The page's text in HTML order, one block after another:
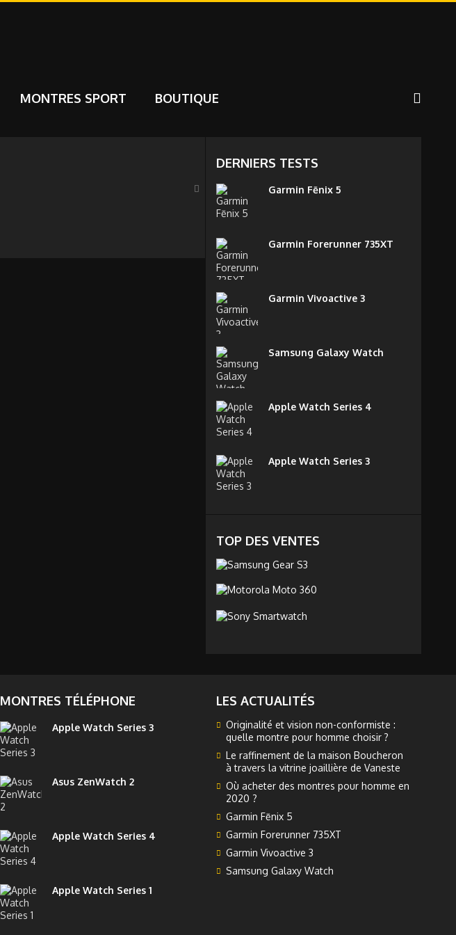
MONTRES SPORT BOUTIQUE
DERNIERS TESTS
Garmin Fēnix 5
Garmin Forerunner 735XT
Garmin Vivoactive 3
Samsung Galaxy Watch
Apple Watch Series 4
Apple Watch Series 3
TOP DES VENTES
MONTRES TÉLÉPHONE
Apple Watch Series 3
Asus ZenWatch 2
Apple Watch Series 4
Apple Watch Series 1
LES ACTUALITÉS
Originalité et vision non-conformiste :
quelle montre pour homme choisir ?
Le raffinement de la maison Boucheron
à travers la vitrine joaillière de Vaneste
Où acheter des montres pour homme en
2020 ?
Garmin Fēnix 5
Garmin Forerunner 735XT
Garmin Vivoactive 3
Samsung Galaxy Watch